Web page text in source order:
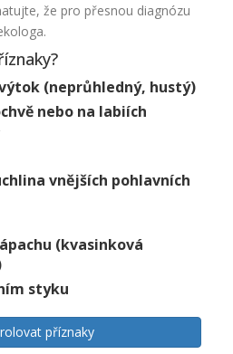
že pro přesnou diagnózu
(neprůhledný, hustý)
nebo na labiích
vnějších pohlavních
(kvasinková
styku
příznaky